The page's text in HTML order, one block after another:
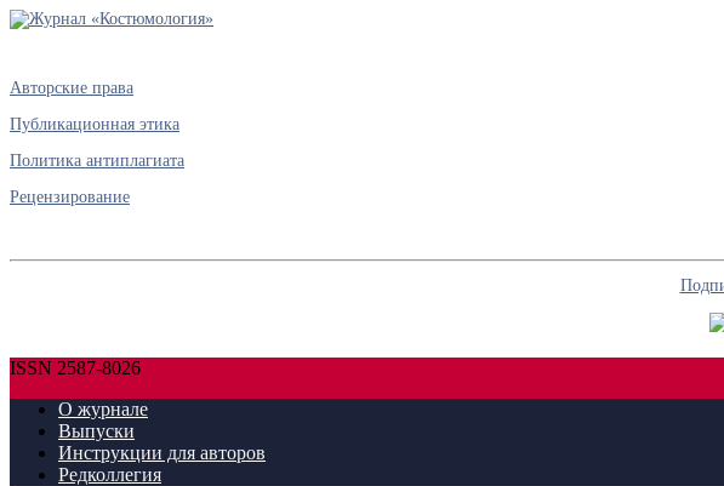
Авторские права
Публикационная этика
Политика антиплагиата
Рецензирование
ISSN 2587-8026
О журнале
Выпуски
Инструкции для авторов
Редколлегия